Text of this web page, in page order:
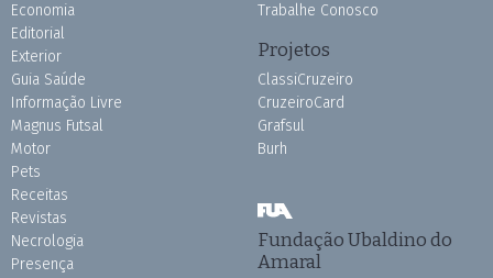
Economia
Editorial
Exterior
Guia Saúde
Informação Livre
Magnus Futsal
Motor
Pets
Receitas
Revistas
Necrologia
Presença
Trabalhe Conosco
Projetos
ClassiCruzeiro
CruzeiroCard
Grafsul
Burh
Fundação Ubaldino do
Amaral